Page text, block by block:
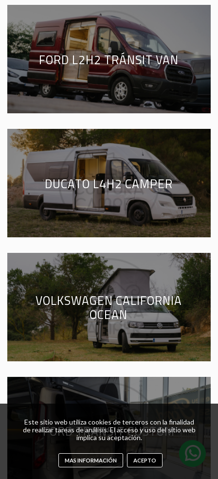
FORD L2H2 TRÁNSIT VAN
DUCATO L4H2 CAMPER
VOLKSWAGEN CALIFORNIA
OCEAN
FORD TRANSIT CUSTOM
Este sitio web utiliza cookies de terceros con la finalidad
de realizar tareas de análisis. El acceso y uso del sitio web
implica su aceptación.
MAS INFORMACIÓN ACEPTO